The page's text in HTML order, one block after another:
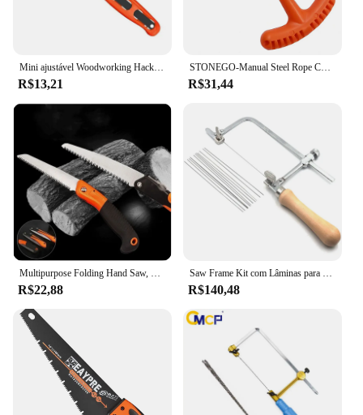
R$13,21
STONEGO-Manual Steel Rope Chain Saw, engrenagem de sobrevivência portátil para emergência, Camping e viagens
R$31,44
Multipurpose Folding Hand Saw, Ferramentas De Jardinagem, Poda Ao Ar Livre, Corte Hacksaw, Carpintaria
R$22,88
Saw Frame Kit com Lâminas para Fazer Jóias, Ferramentas Jóias Ajustáveis, Anel De Cera De Precisão, Corte De Metal, 12 PCs
R$140,48